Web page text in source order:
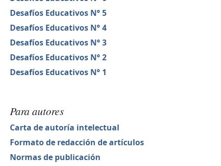
Desafíos Educativos N° 5
Desafíos Educativos N° 4
Desafíos Educativos N° 3
Desafíos Educativos N° 2
Desafíos Educativos N° 1
Para autores
Carta de autoría intelectual
Formato de redacción de artículos
Normas de publicación